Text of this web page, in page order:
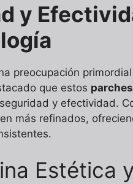
y
preocupación
que estos parches
y efectividad.
más refinados,
Estética